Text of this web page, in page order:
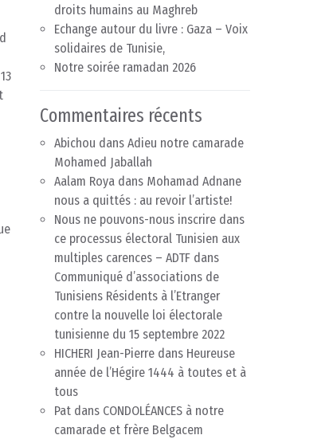
droits humains au Maghreb
Echange autour du livre : Gaza – Voix
solidaires de Tunisie,
Notre soirée ramadan 2026
Commentaires récents
Abichou dans Adieu notre camarade
Mohamed Jaballah
Aalam Roya dans Mohamad Adnane
nous a quittés : au revoir l’artiste!
Nous ne pouvons-nous inscrire dans
ce processus électoral Tunisien aux
multiples carences – ADTF dans
Communiqué d’associations de
Tunisiens Résidents à l’Etranger
contre la nouvelle loi électorale
tunisienne du 15 septembre 2022
HICHERI Jean-Pierre dans Heureuse
année de l’Hégire 1444 à toutes et à
tous
Pat dans CONDOLÉANCES à notre
camarade et frère Belgacem